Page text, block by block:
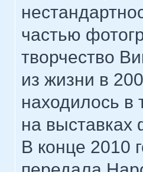
частью
творчество
из жизни в
находилось в
на
В конце 2010